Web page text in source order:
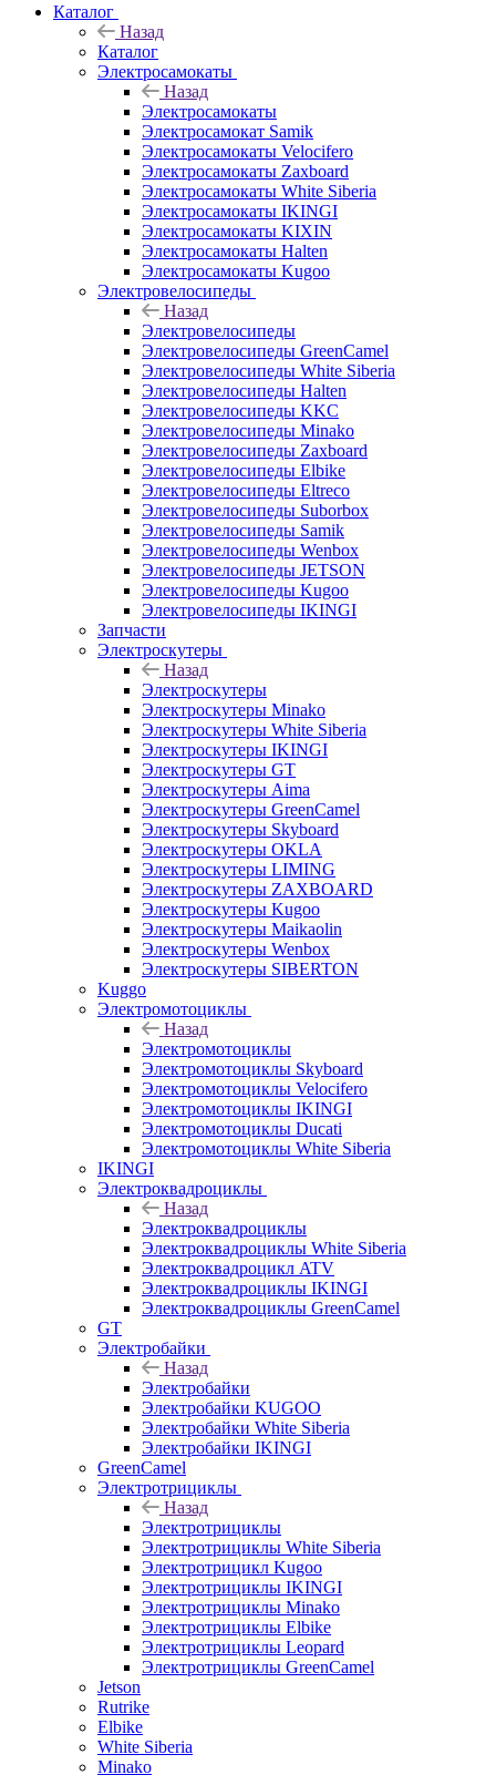
Каталог
Назад
Каталог
Электросамокаты
Назад
Электросамокаты
Электросамокат Samik
Электросамокаты Velocifero
Электросамокаты Zaxboard
Электросамокаты White Siberia
Электросамокаты IKINGI
Электросамокаты KIXIN
Электросамокаты Halten
Электросамокаты Kugoo
Электровелосипеды
Назад
Электровелосипеды
Электровелосипеды GreenCamel
Электровелосипеды White Siberia
Электровелосипеды Halten
Электровелосипеды KKC
Электровелосипеды Minako
Электровелосипеды Zaxboard
Электровелосипеды Elbike
Электровелосипеды Eltreco
Электровелосипеды Suborbox
Электровелосипеды Samik
Электровелосипеды Wenbox
Электровелосипеды JETSON
Электровелосипеды Kugoo
Электровелосипеды IKINGI
Запчасти
Электроскутеры
Назад
Электроскутеры
Электроскутеры Minako
Электроскутеры White Siberia
Электроскутеры IKINGI
Электроскутеры GT
Электроскутеры Aima
Электроскутеры GreenCamel
Электроскутеры Skyboard
Электроскутеры OKLA
Электроскутеры LIMING
Электроскутеры ZAXBOARD
Электроскутеры Kugoo
Электроскутеры Maikaolin
Электроскутеры Wenbox
Электроскутеры SIBERTON
Kuggo
Электромотоциклы
Назад
Электромотоциклы
Электромотоциклы Skyboard
Электромотоциклы Velocifero
Электромотоциклы IKINGI
Электромотоциклы Ducati
Электромотоциклы White Siberia
IKINGI
Электроквадроциклы
Назад
Электроквадроциклы
Электроквадроциклы White Siberia
Электроквадроцикл ATV
Электроквадроциклы IKINGI
Электроквадроциклы GreenCamel
GT
Электробайки
Назад
Электробайки
Электробайки KUGOO
Электробайки White Siberia
Электробайки IKINGI
GreenCamel
Электротрициклы
Назад
Электротрициклы
Электротрициклы White Siberia
Электротрицикл Kugoo
Электротрициклы IKINGI
Электротрициклы Minako
Электротрициклы Elbike
Электротрициклы Leopard
Электротрициклы GreenCamel
Jetson
Rutrike
Elbike
White Siberia
Minako